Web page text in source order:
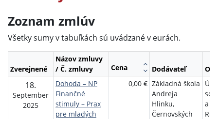
Zoznam zmlúv
Všetky sumy v tabuľkách sú uvádzané v eurách.
Zverejnené
Názov zmluvy
/ Č. zmluvy
Cena Dodávateľ
18.
September
2025
Dohoda – NP
Finančné
stimuly – Prax
pre mladých
0,00 € Základná škola
Andreja
Hlinku,
Černovských
a